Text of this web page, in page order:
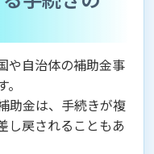
や自治体の補助金事
助金は、手続きが複
し戻されることもあ